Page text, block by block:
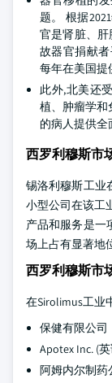
题。 根据
官是肾脏、肝
故器官捐献
每年在美国提
此外,北美还
植、肿瘤学和
的病人提供全
西罗利穆斯市
锡洛利穆斯工业
小型公司在该工
产品和服务是一
场上占有显著地
西罗利穆斯市
在Sirolimus工业
保健有限公司
Apotex Inc. (
阿姆内尔制药